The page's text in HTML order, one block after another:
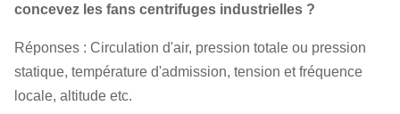
concevez les fans centrifuges industrielles ?
Réponses : Circulation d'air, pression totale ou pression
statique, température d'admission, tension et fréquence
locale, altitude etc.